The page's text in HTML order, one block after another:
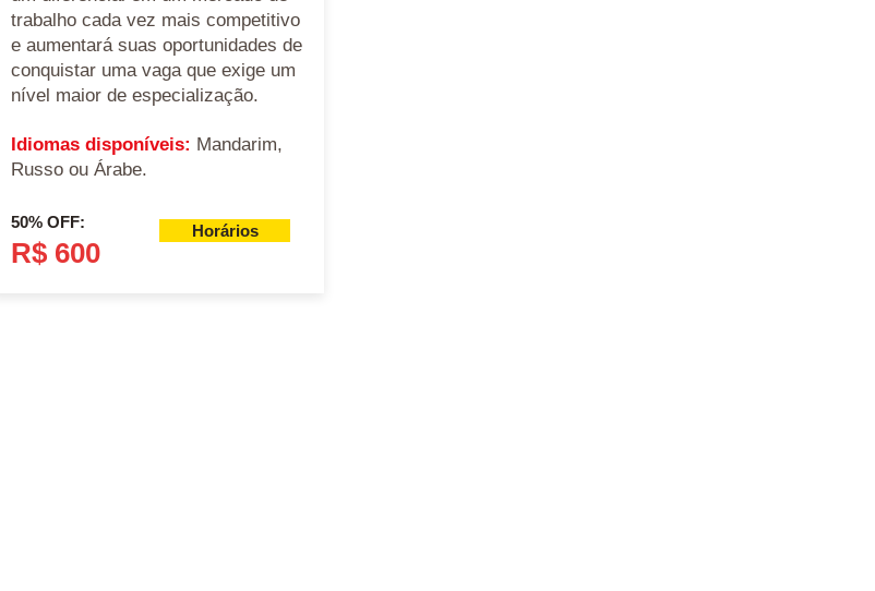
trabalho cada vez mais competitivo
e aumentará suas oportunidades de
conquistar uma vaga que exige um
nível maior de especialização.
Idiomas disponíveis: Mandarim,
Russo ou Árabe.
50% OFF:
R$ 600
Horários